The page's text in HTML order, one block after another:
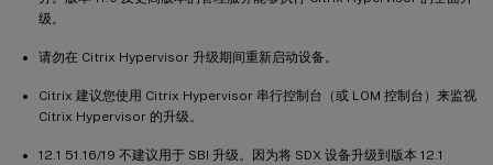
级。
请勿在 Citrix Hypervisor 升级期间重新启动设备。
Citrix 建议您使用 Citrix Hypervisor 串行控制台（或 LOM 控制台）来监视
Citrix Hypervisor 的升级。
12.1 51.16/19 不建议用于 SBI 升级。因为将 SDX 设备升级到版本 12.1